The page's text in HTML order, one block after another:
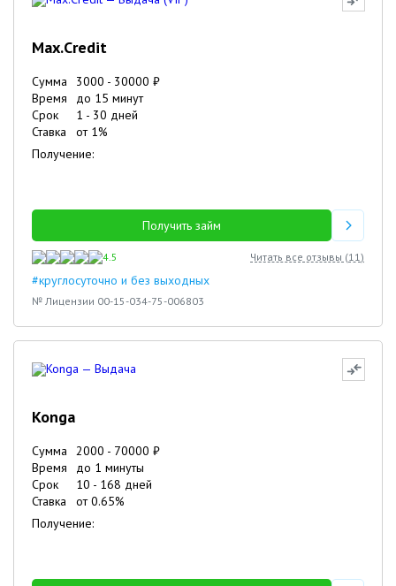
Max.Credit
Сумма 3000 - 30000 ₽
Время
до 15 минут
Срок
1 - 30 дней
Ставка
от 1%
Получение:
Получить займ
4.5 Читать все отзывы (11)
#круглосуточно и без выходных
№ Лицензии 00-15-034-75-006803
Konga
Сумма 2000 - 70000 ₽
Время
до 1 минуты
Срок
10 - 168 дней
Ставка
от0.65%
Получение: